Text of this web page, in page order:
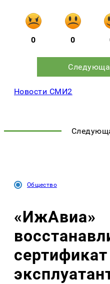
0 0
Новости СМИ2
Общество
«ИжАвиа»
сертификат